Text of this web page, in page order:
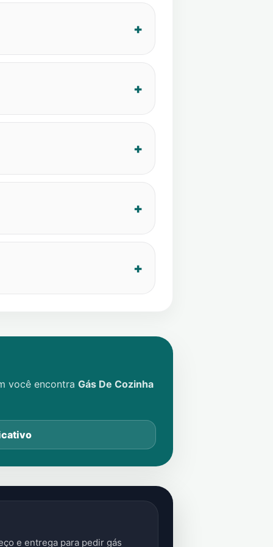
você encontra Gás De Cozinha
e entrega para pedir gás